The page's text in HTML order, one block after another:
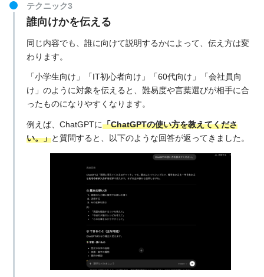
テクニック3
誰向けかを伝える
同じ内容でも、誰に向けて説明するかによって、伝え方は変
わります。
「小学生向け」「IT初心者向け」「60代向け」「会社員向
け」のように対象を伝えると、難易度や言葉選びが相手に合
ったものになりやすくなります。
例えば、ChatGPTに「ChatGPTの使い方を教えてくださ
い。」と質問すると、以下のような回答が返ってきました。